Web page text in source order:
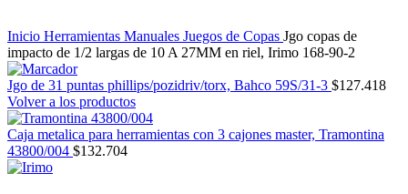
Inicio Herramientas Manuales Juegos de Copas Jgo copas de
impacto de 1/2 largas de 10 A 27MM en riel, Irimo 168-90-2
Jgo de 31 puntas phillips/pozidriv/torx, Bahco 59S/31-3 $127.418
Volver a los productos
Caja metalica para herramientas con 3 cajones master, Tramontina
43800/004 $132.704